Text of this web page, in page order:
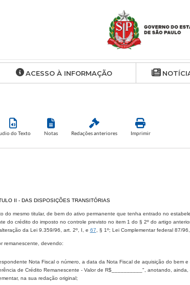
ACESSO À INFORMAÇÃO
do Texto Notas Redações anteriores Imprimir
II - DAS DISPOSIÇÕES TRANSITÓRIAS
do mesmo titular, de bem do ativo permanente que tenha entrado no
do crédito do imposto no controle previsto no item 1 do § 2º do artigo
alteração da Lei 9.359/96, art. 2º, I, e 67 , § 1º; Lei Complementar federal 87/
remanescente, devendo:
Nota Fiscal o número, a data da Nota Fiscal de aquisição do bem e
de Crédito Remanescente - Valor de R$__________", anotando,
na sua redação original;